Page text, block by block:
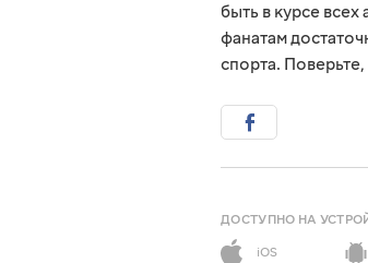
быть в курсе
фанатам
спорта.
ДОСТУПНО НА
iOS